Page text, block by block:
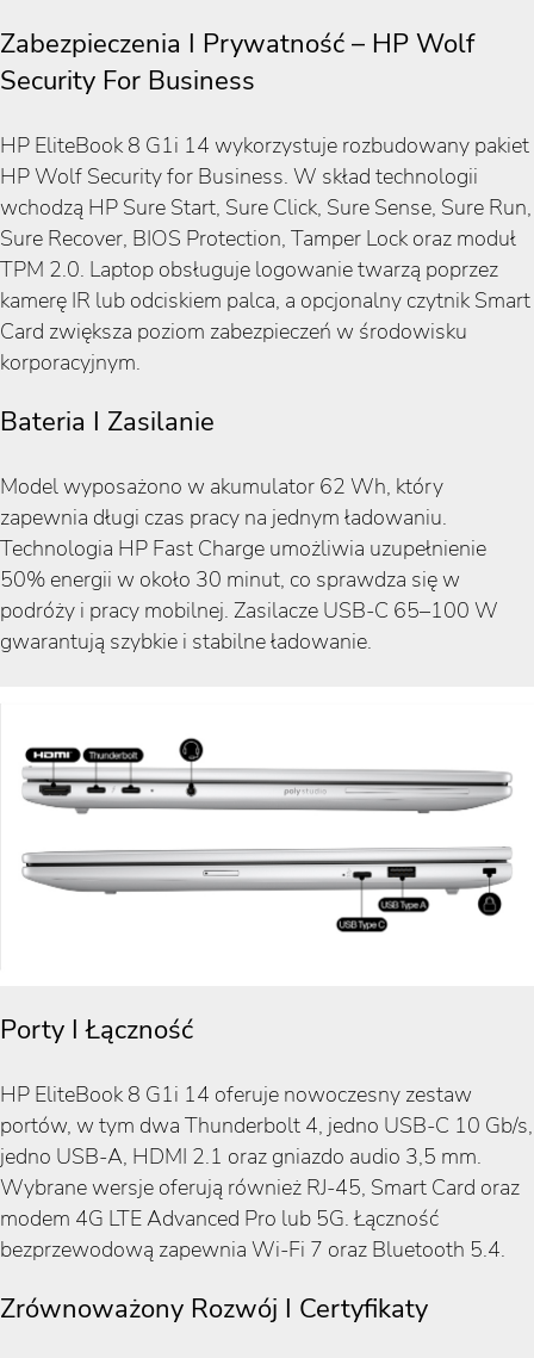
Zabezpieczenia I Prywatność – HP Wolf
Security For Business
HP EliteBook 8 G1i 14 wykorzystuje rozbudowany pakiet
HP Wolf Security for Business. W skład technologii
wchodzą HP Sure Start, Sure Click, Sure Sense, Sure Run,
Sure Recover, BIOS Protection, Tamper Lock oraz moduł
TPM 2.0. Laptop obsługuje logowanie twarzą poprzez
kamerę IR lub odciskiem palca, a opcjonalny czytnik Smart
Card zwiększa poziom zabezpieczeń w środowisku
korporacyjnym.
Bateria I Zasilanie
Model wyposażono w akumulator 62 Wh, który
zapewnia długi czas pracy na jednym ładowaniu.
Technologia HP Fast Charge umożliwia uzupełnienie
50% energii w około 30 minut, co sprawdza się w
podróży i pracy mobilnej. Zasilacze USB-C 65–100 W
gwarantują szybkie i stabilne ładowanie.
Porty I Łączność
HP EliteBook 8 G1i 14 oferuje nowoczesny zestaw
portów, w tym dwa Thunderbolt 4, jedno USB-C 10 Gb/s,
jedno USB-A, HDMI 2.1 oraz gniazdo audio 3,5 mm.
Wybrane wersje oferują również RJ-45, Smart Card oraz
modem 4G LTE Advanced Pro lub 5G. Łączność
bezprzewodową zapewnia Wi-Fi 7 oraz Bluetooth 5.4.
Zrównoważony Rozwój I Certyfikaty